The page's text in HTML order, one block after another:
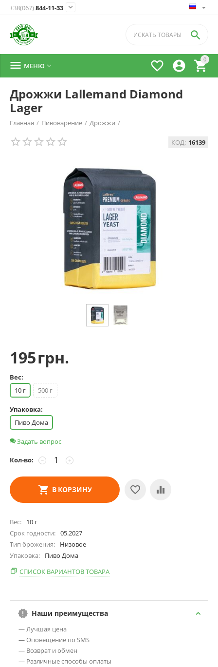
+38(067)844-11-33 
0




 МЕНЮ 
Дрожжи Lallemand Diamond
Lager
Главная / Пивоварение / Дрожжи /
КОД: 16139
195грн.
Вес:
10 г
500 г
Упаковка:
Пиво Дома
Задать вопрос
Кол-во: +
−
В КОРЗИНУ
Вес
10 г
Срок годности
05.2027
Тип брожения
Низовое
Упаковка
Пиво Дома
СПИСОК ВАРИАНТОВ ТОВАРА
Наши преимущества
— Лучшая цена
— Оповещение по SMS
— Возврат и обмен
— Различные способы оплаты